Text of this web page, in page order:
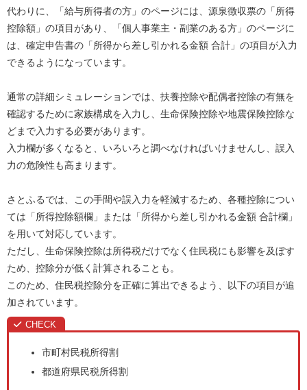
代わりに、「給与所得者の方」のページには、源泉徴収票の「所得
控除額」の項目があり、「個人事業主・副業のある方」のページに
は、確定申告書の「所得から差し引かれる金額 合計」の項目が入力
できるようになっています。
通常の詳細シミュレーションでは、扶養控除や配偶者控除の有無を
確認するために家族構成を入力し、生命保険控除や地震保険控除な
どまで入力する必要があります。
入力欄が多くなると、いろいろと調べなければいけませんし、誤入
力の危険性も高まります。
さとふるでは、この手間や誤入力を軽減するため、各種控除につい
ては「所得控除額欄」または「所得から差し引かれる金額 合計欄」
を用いて対応しています。
ただし、生命保険控除は所得税だけでなく住民税にも影響を及ぼす
ため、控除分が低く計算されることも。
このため、住民税控除分を正確に算出できるよう、以下の項目が追
加されています。
市町村民税所得割
都道府県民税所得割